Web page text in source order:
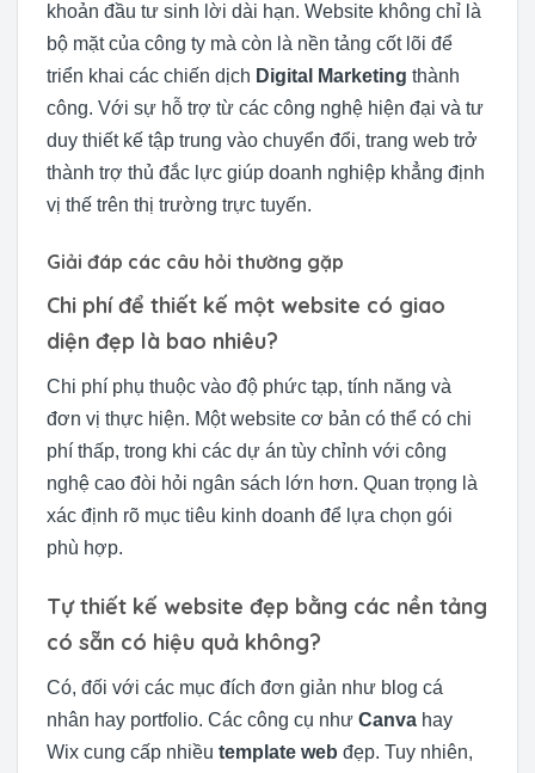
khoản đầu tư sinh lời dài hạn. Website không chỉ là
bộ mặt của công ty mà còn là nền tảng cốt lõi để
triển khai các chiến dịch Digital Marketing thành
công. Với sự hỗ trợ từ các công nghệ hiện đại và tư
duy thiết kế tập trung vào chuyển đổi, trang web trở
thành trợ thủ đắc lực giúp doanh nghiệp khẳng định
vị thế trên thị trường trực tuyến.
Giải đáp các câu hỏi thường gặp
Chi phí để thiết kế một website có giao
diện đẹp là bao nhiêu?
Chi phí phụ thuộc vào độ phức tạp, tính năng và
đơn vị thực hiện. Một website cơ bản có thể có chi
phí thấp, trong khi các dự án tùy chỉnh với công
nghệ cao đòi hỏi ngân sách lớn hơn. Quan trọng là
xác định rõ mục tiêu kinh doanh để lựa chọn gói
phù hợp.
Tự thiết kế website đẹp bằng các nền tảng
có sẵn có hiệu quả không?
Có, đối với các mục đích đơn giản như blog cá
nhân hay portfolio. Các công cụ như Canva hay
Wix cung cấp nhiều template web đẹp. Tuy nhiên,